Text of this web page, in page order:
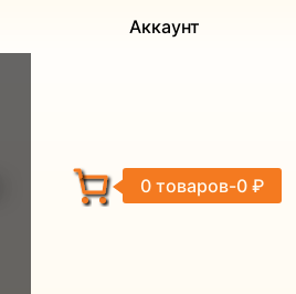
Аккаунт
0 товаров 0 ₽